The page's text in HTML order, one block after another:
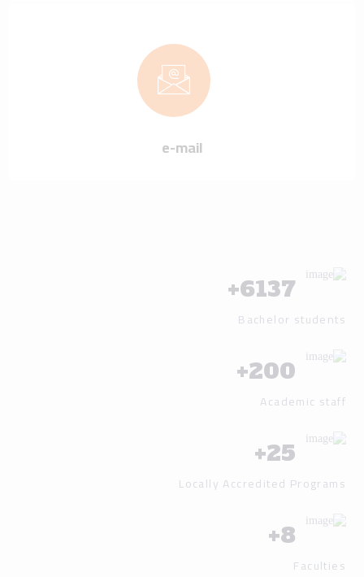
e-mail
6137
+
Bachelor students
200
+
Academic staff
25
+
Locally Accredited Programs
8
+
Faculties